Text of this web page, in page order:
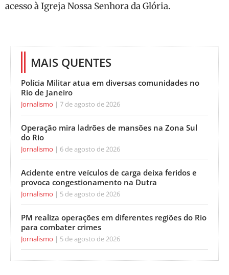
acesso à Igreja Nossa Senhora da Glória.
MAIS QUENTES
Polícia Militar atua em diversas comunidades no
Rio de Janeiro
Jornalismo 7 de agosto de 2026
Operação mira ladrões de mansões na Zona Sul
do Rio
Jornalismo 6 de agosto de 2026
Acidente entre veículos de carga deixa feridos e
provoca congestionamento na Dutra
Jornalismo 5 de agosto de 2026
PM realiza operações em diferentes regiões do Rio
para combater crimes
Jornalismo 5 de agosto de 2026